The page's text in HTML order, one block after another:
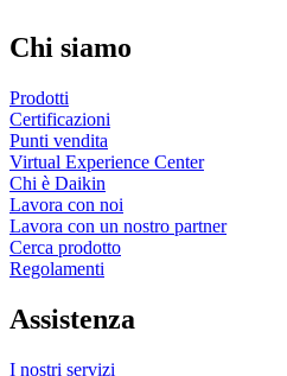
Chi siamo
Prodotti
Certificazioni
Punti vendita
Virtual Experience Center
Chi è Daikin
Lavora con noi
Lavora con un nostro partner
Cerca prodotto
Regolamenti
Assistenza
I nostri servizi